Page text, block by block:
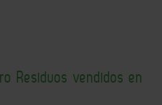
Residuos vendidos en